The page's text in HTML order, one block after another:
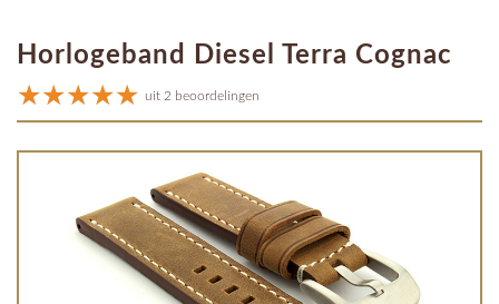
Horlogeband Diesel Terra Cognac
uit 2 beoordelingen